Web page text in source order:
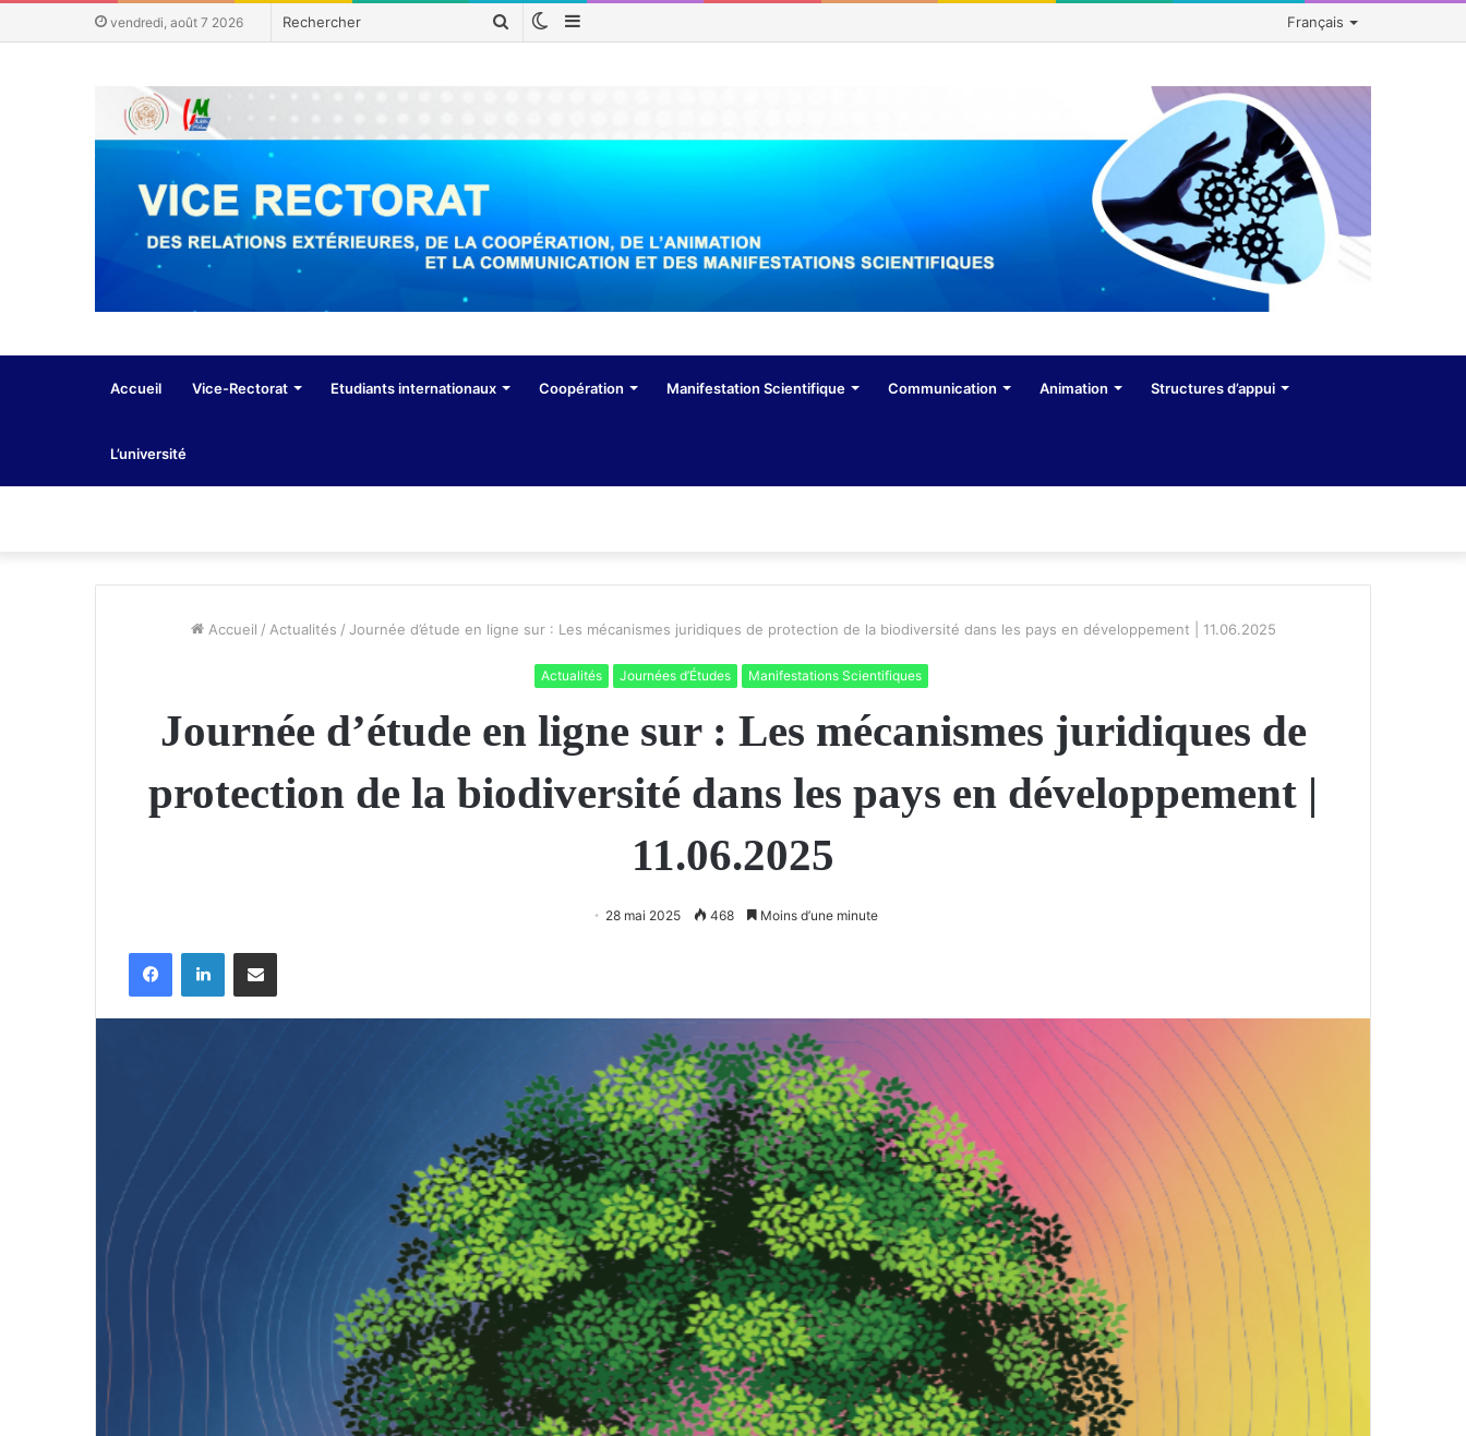
vendredi, août 7 2026 Rechercher
SwitchSidebar
Français
Accueil Vice-Rectorat Etudiants internationaux Coopération Manifestation Scientifique Communication Animation Structures d’appui
L’université
Accueil / Actualités / Journée d’étude en ligne sur : Les mécanismes juridiques de protection de la biodiversité dans les pays en développement | 11.06.2025
Actualités Journées d’Études Manifestations Scientifiques
Journée d’étude en ligne sur : Les mécanismes juridiques de
protection de la biodiversité dans les pays en développement |
11.06.2025
28 mai 2025 468 Moins d’une minute
FacebookLinkedinPartager par email